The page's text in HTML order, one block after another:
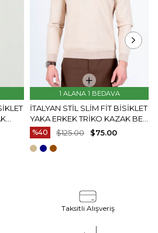
1 ALANA 1 BEDAVA
İTALYAN STIL SLIM FIT BISIKLET
YAKA ERKEK TRIKO KAZAK BEJ
T15082
%40 $75.00
$125.00
Taksitli Alışveriş